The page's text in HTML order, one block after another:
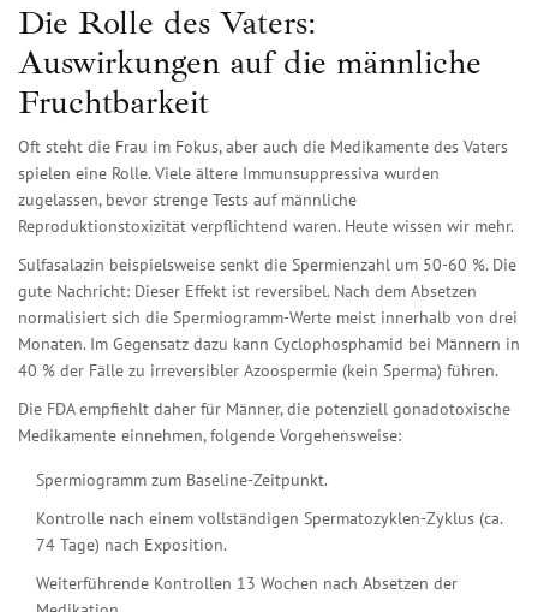
Die Rolle des Vaters:
Auswirkungen auf die männliche
Fruchtbarkeit
Oft steht die Frau im Fokus, aber auch die Medikamente des Vaters
spielen eine Rolle. Viele ältere Immunsuppressiva wurden
zugelassen, bevor strenge Tests auf männliche
Reproduktionstoxizität verpflichtend waren. Heute wissen wir mehr.
Sulfasalazin beispielsweise senkt die Spermienzahl um 50-60 %. Die
gute Nachricht: Dieser Effekt ist reversibel. Nach dem Absetzen
normalisiert sich die Spermiogramm-Werte meist innerhalb von drei
Monaten. Im Gegensatz dazu kann Cyclophosphamid bei Männern in
40 % der Fälle zu irreversibler Azoospermie (kein Sperma) führen.
Die FDA empfiehlt daher für Männer, die potenziell gonadotoxische
Medikamente einnehmen, folgende Vorgehensweise:
Spermiogramm zum Baseline-Zeitpunkt.
Kontrolle nach einem vollständigen Spermatozyklen-Zyklus (ca.
74 Tage) nach Exposition.
Weiterführende Kontrollen 13 Wochen nach Absetzen der